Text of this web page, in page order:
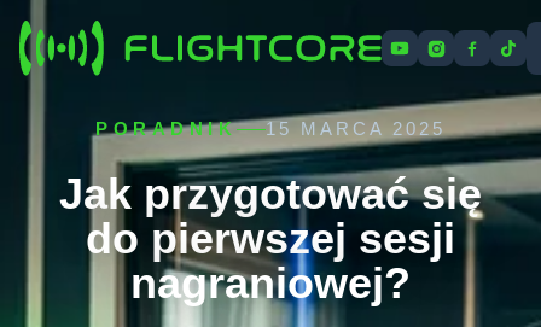
CennikOferta ArtykułyO nas Kontakt
PORADNIK 15 MARCA 2025
Jak przygotować się
do pierwszej sesji
nagraniowej?